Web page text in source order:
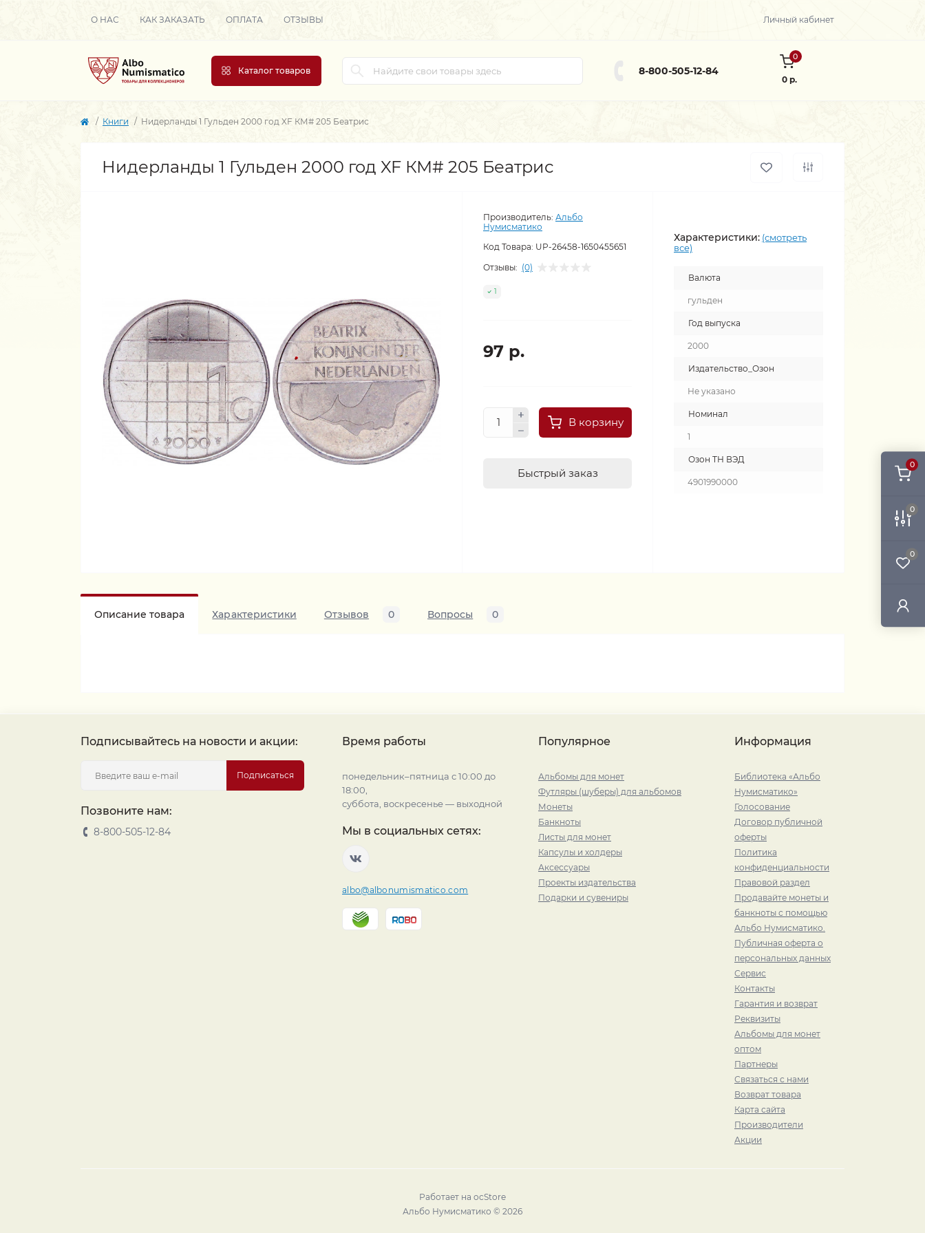
0
0
0
О НАС КАК ЗАКАЗАТЬ ОПЛАТА ОТЗЫВЫ Личный кабинет
Каталог товаров 8-800-505-12-84
0
0 р.
Книги Нидерланды 1 Гульден 2000 год XF КМ# 205 Беатрис
Нидерланды 1 Гульден 2000 год XF КМ# 205 Беатрис
Производитель: Альбо
Нумисматико
Код Товара: UP-26458-1650455651
Отзывы: (0)
1
97 р.
В корзину
Быстрый заказ
Характеристики: (смотреть
все)
Валюта
гульден
Год выпуска
2000
Издательство_Озон
Не указано
Номинал
1
Озон ТН ВЭД
4901990000
Описание товара Характеристики Отзывов 0 Вопросы 0
Подписывайтесь на новости и акции:
Подписаться
Позвоните нам:
8-800-505-12-84
Время работы
понедельник–пятница с 10:00 до
18:00,
суббота, воскресенье — выходной
Мы в социальных сетях:
albo@albonumismatico.com
Популярное
Альбомы для монет
Футляры (шуберы) для альбомов
Монеты
Банкноты
Листы для монет
Капсулы и холдеры
Аксессуары
Проекты издательства
Подарки и сувениры
Информация
Библиотека «Альбо
Нумисматико»
Голосование
Договор публичной
оферты
Политика
конфиденциальности
Правовой раздел
Продавайте монеты и
банкноты с помощью
Альбо Нумисматико.
Публичная оферта о
персональных данных
Сервис
Контакты
Гарантия и возврат
Реквизиты
Альбомы для монет
оптом
Партнеры
Связаться с нами
Возврат товара
Карта сайта
Производители
Акции
Работает на ocStore
Альбо Нумисматико © 2026